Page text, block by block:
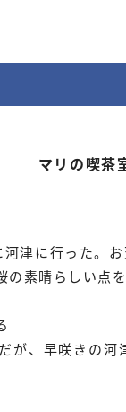
マリの喫
津に行った。
素晴らしい点
が、早咲きの